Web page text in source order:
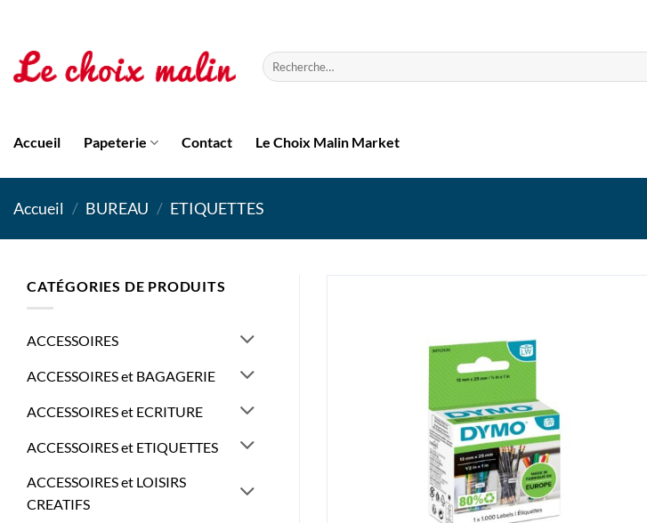
contenu
Recherche
pour :
Accueil Papeterie Contact Le Choix Malin Market
Accueil / BUREAU / ETIQUETTES
CATÉGORIES DE PRODUITS
ACCESSOIRES
ACCESSOIRES et BAGAGERIE
ACCESSOIRES et ECRITURE
ACCESSOIRES et ETIQUETTES
ACCESSOIRES et LOISIRS
CREATIFS